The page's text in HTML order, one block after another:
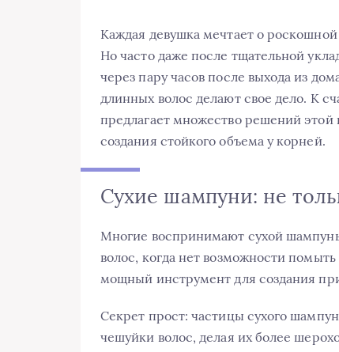
Каждая девушка мечтает о
Но часто даже после тщательной
через пару часов после выхода из
длинных волос делают свое дело. К
предлагает множество решений
создания стойкого объема у корней.
Сухие шампуни: не
Многие воспринимают сухой
волос, когда нет возможности
мощный инструмент для создания
Секрет прост: частицы сухого
чешуйки волос, делая их более